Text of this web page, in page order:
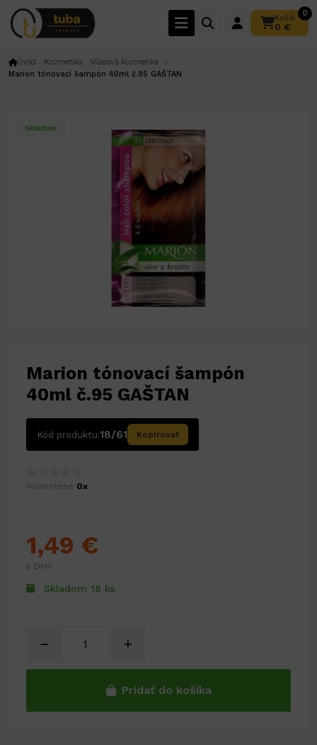
Košík
0
0 €
Úvod Kozmetika
Vlasová kozmetika
Marion tónovací šampón 40ml č.95 GAŠTAN
Skladom
Marion tónovací šampón
40ml č.95 GAŠTAN
Kód produktu:18/61 Kopírovať
Hodnotené 0x
Skladom 18 ks
1,49 €
s DPH
Pridať do košíka